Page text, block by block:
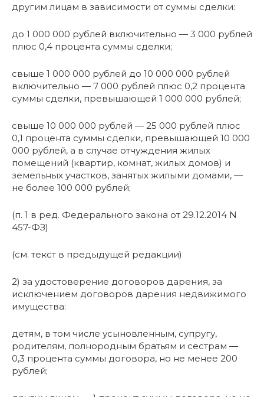
другим лицам в зависимости от суммы сделки:
до 1 000 000 рублей включительно — 3 000 рублей
плюс 0,4 процента суммы сделки;
свыше 1 000 000 рублей до 10 000 000 рублей
включительно — 7 000 рублей плюс 0,2 процента
суммы сделки, превышающей 1 000 000 рублей;
свыше 10 000 000 рублей — 25 000 рублей плюс
0,1 процента суммы сделки, превышающей 10 000
000 рублей, а в случае отчуждения жилых
помещений (квартир, комнат, жилых домов) и
земельных участков, занятых жилыми домами, —
не более 100 000 рублей;
(п. 1 в ред. Федерального закона от 29.12.2014 N
457-ФЗ)
(см. текст в предыдущей редакции)
2) за удостоверение договоров дарения, за
исключением договоров дарения недвижимого
имущества:
детям, в том числе усыновленным, супругу,
родителям, полнородным братьям и сестрам —
0,3 процента суммы договора, но не менее 200
рублей;